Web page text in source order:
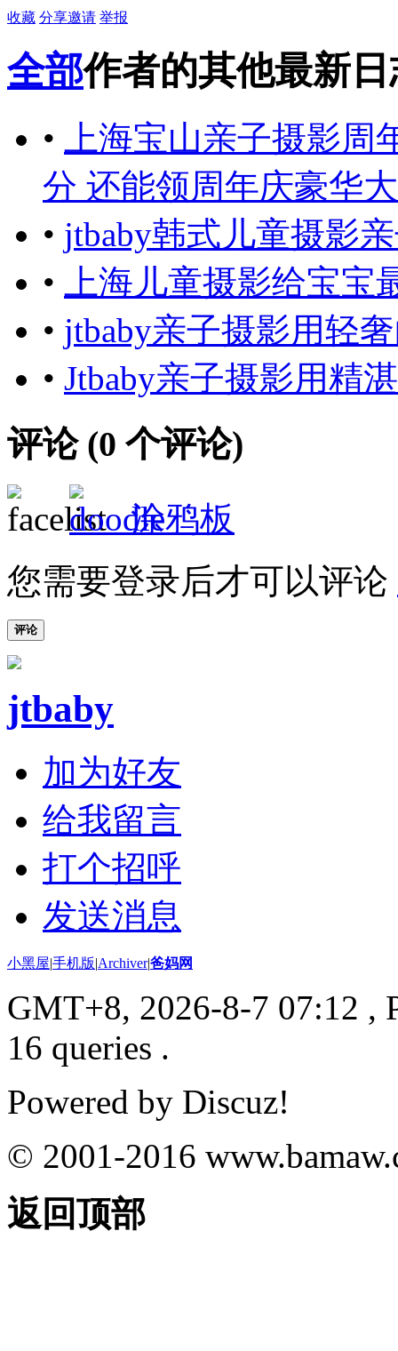
收藏 分享邀请 举报
全部作者的其他最新日
•
上海宝山亲子摄影周
分 还能领周年庆豪华
• jtbaby韩式儿童摄影
•
上海儿童摄影给宝宝
• jtbaby亲子摄影用轻
• Jtbaby亲子摄影用精
评论 (0 个评论)
涂鸦板
您需要登录后才可以评论
评论
jtbaby
加为好友
给我留言
打个招呼
发送消息
小黑屋|手机版|Archiver|爸妈网
GMT+8, 2026-8-7 07:12 ,
16 queries .
Powered by Discuz!
© 2001-2016
返回顶部